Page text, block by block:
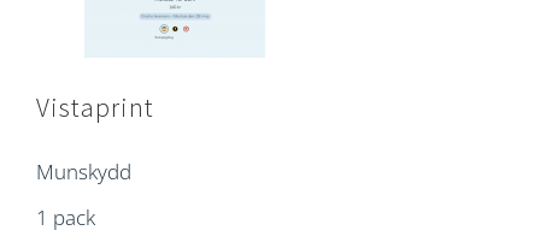
Vistaprint
Munskydd
1 pack